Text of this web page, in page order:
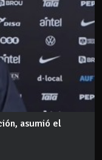
asumió el